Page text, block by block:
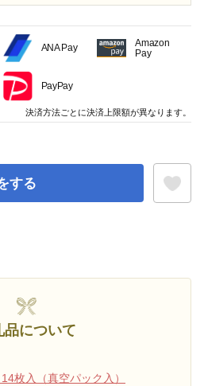
する
品について
枚入（真空パック入）
ANA Pay
Amazon
Pay
PayPay
決済方法ごとに決済上限額が異なります。